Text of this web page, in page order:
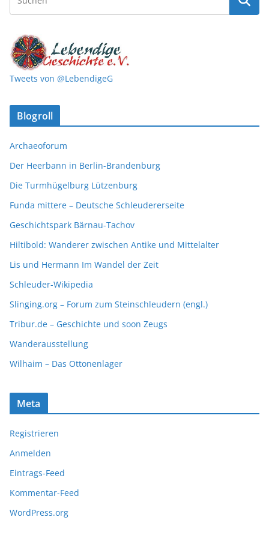
Tweets von @LebendigeG
Blogroll
Archaeoforum
Der Heerbann in Berlin-Brandenburg
Die Turmhügelburg Lützenburg
Funda mittere – Deutsche Schleudererseite
Geschichtspark Bärnau-Tachov
Hiltibold: Wanderer zwischen Antike und Mittelalter
Lis und Hermann Im Wandel der Zeit
Schleuder-Wikipedia
Slinging.org – Forum zum Steinschleudern (engl.)
Tribur.de – Geschichte und soon Zeugs
Wanderausstellung
Wilhaim – Das Ottonenlager
Meta
Registrieren
Anmelden
Eintrags-Feed
Kommentar-Feed
WordPress.org